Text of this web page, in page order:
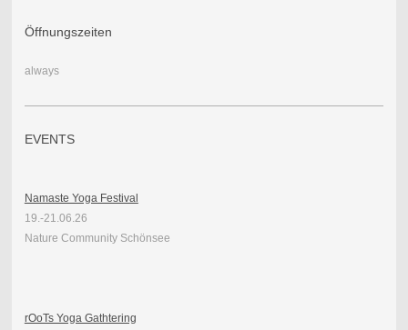
Öffnungszeiten
always
EVENTS
Namaste Yoga Festival
19.-21.06.26
Nature Community Schönsee
rOoTs Yoga Gathtering